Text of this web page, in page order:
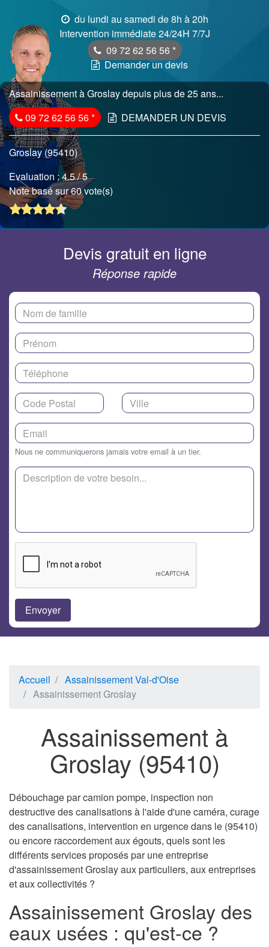
du lundi au samedi de 8h à 20h
Intervention immédiate 24/24H 7/7J
09 72 62 56 56 *
Demander un devis
Assainissement à Groslay depuis plus de 25 ans...
09 72 62 56 56* DEMANDER UN DEVIS
Groslay (95410)
Evaluation :4.5/ 5
Note basé sur 60 vote(s)
Devis gratuit en ligne
Réponse rapide
Nous ne communiquerons jamais votre email à un tier.
Accueil
Assainissement Val-d'Oise
Assainissement Groslay
Assainissement à
Groslay (95410)
Débouchage par camion pompe, inspection non
destructive des canalisations à l'aide d'une caméra, curage
des canalisations, intervention en urgence dans le (95410)
ou encore raccordement aux égouts, quels sont les
différents services proposés par une entreprise
d'assainissement Groslay aux particuliers, aux entreprises
et aux collectivités ?
Assainissement Groslay des
eaux usées : qu'est-ce ?